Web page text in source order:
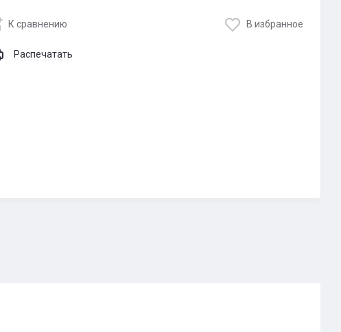
К сравнению В избранное
Распечатать